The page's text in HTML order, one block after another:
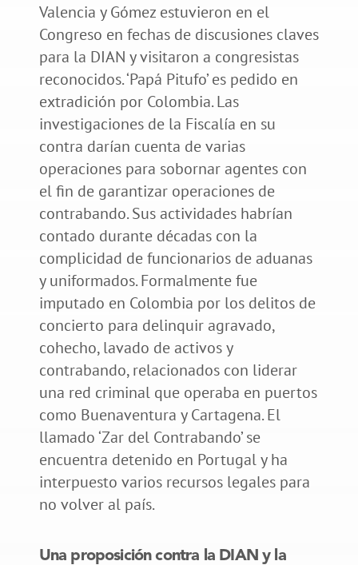
Valencia y Gómez estuvieron en el
Congreso en fechas de discusiones claves
para la DIAN y visitaron a congresistas
reconocidos. ‘Papá Pitufo’ es pedido en
extradición por Colombia. Las
investigaciones de la Fiscalía en su
contra darían cuenta de varias
operaciones para sobornar agentes con
el fin de garantizar operaciones de
contrabando. Sus actividades habrían
contado durante décadas con la
complicidad de funcionarios de aduanas
y uniformados. Formalmente fue
imputado en Colombia por los delitos de
concierto para delinquir agravado,
cohecho, lavado de activos y
contrabando, relacionados con liderar
una red criminal que operaba en puertos
como Buenaventura y Cartagena. El
llamado ‘Zar del Contrabando’ se
encuentra detenido en Portugal y ha
interpuesto varios recursos legales para
no volver al país.
Una proposición contra la DIAN y la